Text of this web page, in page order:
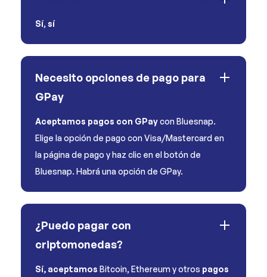
Sí, sí
Necesito opciones de pago para
GPay
Aceptamos pagos con GPaycon Bluesnap.
Elige la opción de pago con Visa/Mastercard en
la página de pago y haz clic en el botón de
Bluesnap. Habrá una opción de GPay.
¿Puedo pagar con
criptomonedas?
Sí, aceptamos Bitcoin, Ethereum y otros pagos